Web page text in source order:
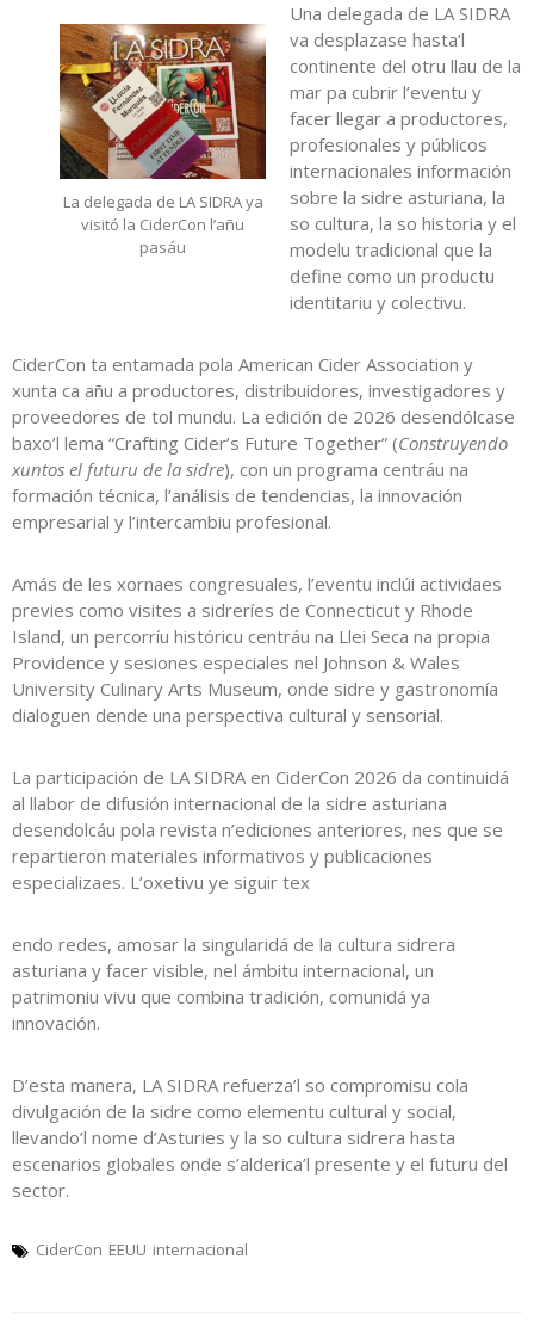
La delegada de LA SIDRA ya
visitó la CiderCon l’añu
pasáu
Una delegada de LA SIDRA
va desplazase hasta’l
continente del otru llau de la
mar pa cubrir l’eventu y
facer llegar a productores,
profesionales y públicos
internacionales información
sobre la sidre asturiana, la
so cultura, la so historia y el
modelu tradicional que la
define como un productu
identitariu y colectivu.
CiderCon ta entamada pola American Cider Association y
xunta ca añu a productores, distribuidores, investigadores y
proveedores de tol mundu. La edición de 2026 desendólcase
baxo’l lema “Crafting Cider’s Future Together” (Construyendo
xuntos el futuru de la sidre), con un programa centráu na
formación técnica, l’análisis de tendencias, la innovación
empresarial y l’intercambiu profesional.
Amás de les xornaes congresuales, l’eventu inclúi actividaes
previes como visites a sidreríes de Connecticut y Rhode
Island, un percorríu históricu centráu na Llei Seca na propia
Providence y sesiones especiales nel Johnson & Wales
University Culinary Arts Museum, onde sidre y gastronomía
dialoguen dende una perspectiva cultural y sensorial.
La participación de LA SIDRA en CiderCon 2026 da continuidá
al llabor de difusión internacional de la sidre asturiana
desendolcáu pola revista n’ediciones anteriores, nes que se
repartieron materiales informativos y publicaciones
especializaes. L’oxetivu ye siguir tex
endo redes, amosar la singularidá de la cultura sidrera
asturiana y facer visible, nel ámbitu internacional, un
patrimoniu vivu que combina tradición, comunidá ya
innovación.
D’esta manera, LA SIDRA refuerza’l so compromisu cola
divulgación de la sidre como elementu cultural y social,
llevando’l nome d’Asturies y la so cultura sidrera hasta
escenarios globales onde s’alderica’l presente y el futuru del
sector.
CiderCon EEUU internacional